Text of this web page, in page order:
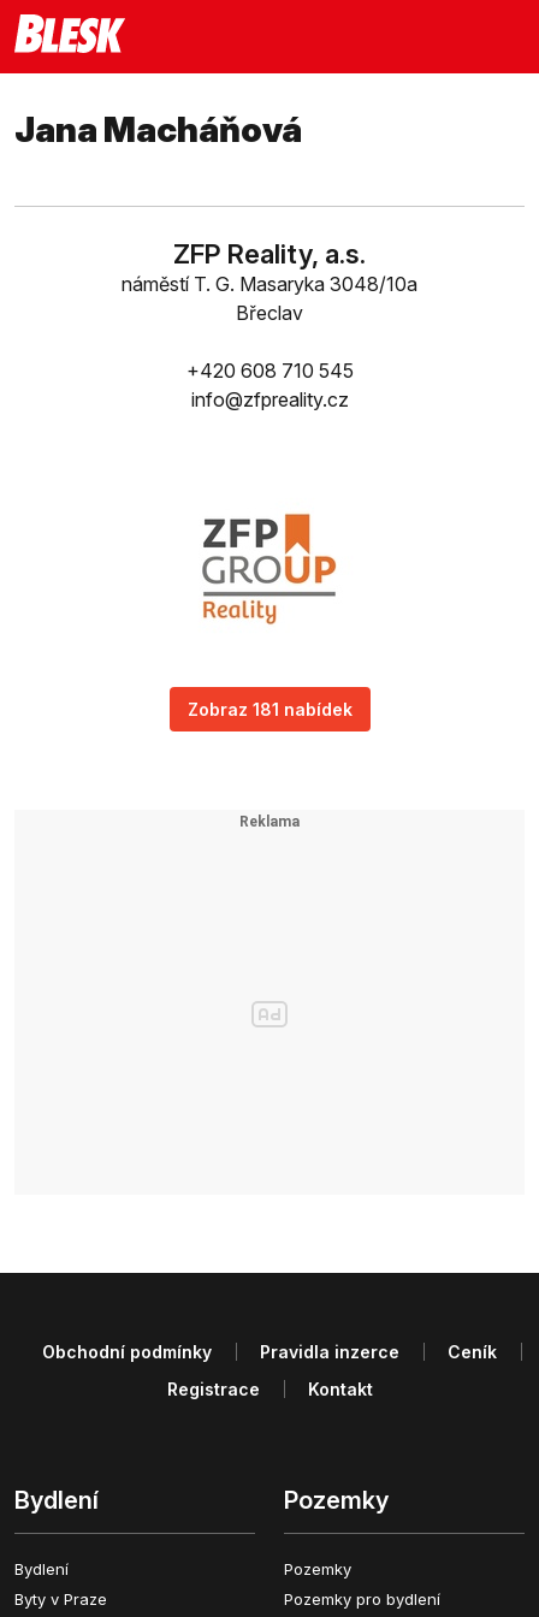
Jana Macháňová
ZFP Reality, a.s.
náměstí T. G. Masaryka 3048/10a
Břeclav
+420 608 710 545
info@zfpreality.cz
Zobraz 181 nabídek
Bydlení
Bydlení
Byty v Praze
Pozemky
Pozemky
Pozemky pro bydlení
Obchodní podmínky Pravidla inzerce
Ceník
Registrace
Kontakt